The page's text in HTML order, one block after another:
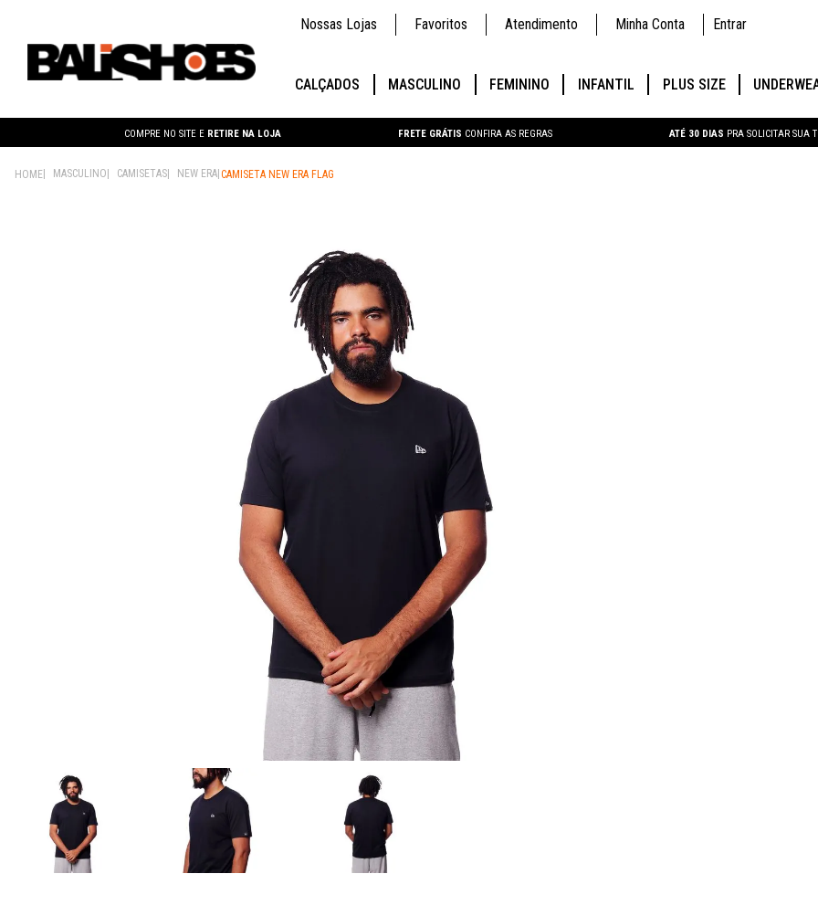
Nossas Lojas Favoritos Atendimento Minha Conta Entrar
CALÇADOS MASCULINO FEMININO INFANTIL PLUS SIZE
COMPRE NO SITE E RETIRE NA LOJA FRETE GRÁTIS CONFIRA AS REGRAS ATÉ 30 DIAS PRA SOLICITAR SUA
MASCULINO CAMISETAS NEW ERA CAMISETA NEW ERA FLAG